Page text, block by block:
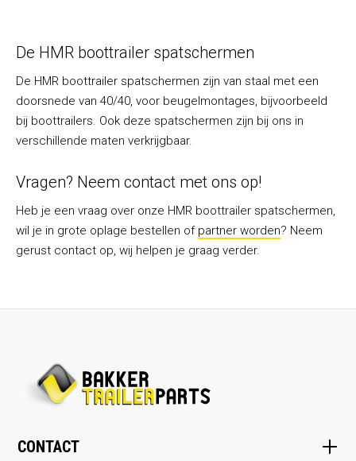
De HMR boottrailer spatschermen
De HMR boottrailer spatschermen zijn van staal met een
doorsnede van 40/40, voor beugelmontages, bijvoorbeeld
bij boottrailers. Ook deze spatschermen zijn bij ons in
verschillende maten verkrijgbaar.
Vragen? Neem contact met ons op!
Heb je een vraag over onze HMR boottrailer spatschermen,
wil je in grote oplage bestellen of partner worden? Neem
gerust contact op, wij helpen je graag verder.
CONTACT